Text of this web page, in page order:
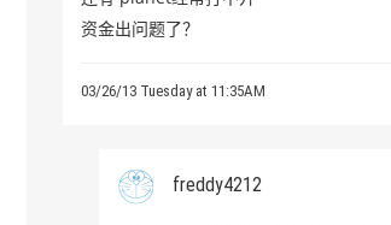
资金出问题了？
03/26/13 Tuesday at 11:35AM
freddy4212